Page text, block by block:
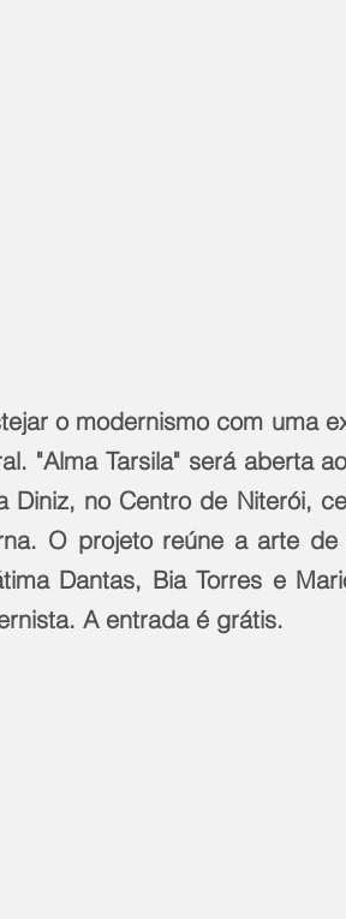
o modernismo com uma
"Alma Tarsila" será aberta
no Centro de Niterói,
O projeto reúne a arte de
Dantas, Bia Torres e
A entrada é grátis.